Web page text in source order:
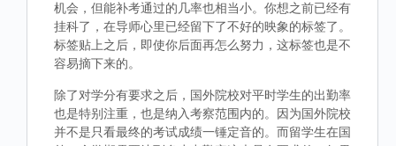
机会，但能补考通过的几率也相当小。你想之前已经有
挂科了，在导师心里已经留下了不好的映象的标签了。
标签贴上之后，即使你后面再怎么努力，这标签也是不
容易摘下来的。
除了对学分有要求之后，国外院校对平时学生的出勤率
也是特别注重，也是纳入考察范围内的。因为国外院校
并不是只看最终的考试成绩一锤定音的。而留学生在国